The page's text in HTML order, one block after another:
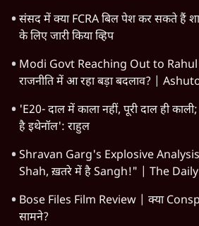
संसद में क्या FCRA बिल पेश कर सकते हैं
के लिए जारी किया व्हिप
Modi Govt Reaching Out to Rahul
राजनीति में आ रहा बड़ा बदलाव? |
'E20- दाल में काला नहीं, पूरी दाल ही
है इथेनॉल': राहुल
Shravan Garg's Explosive
Shah, ख़तरे में है Sangh!" | The
Bose Files Film Review | क्या
सामने?